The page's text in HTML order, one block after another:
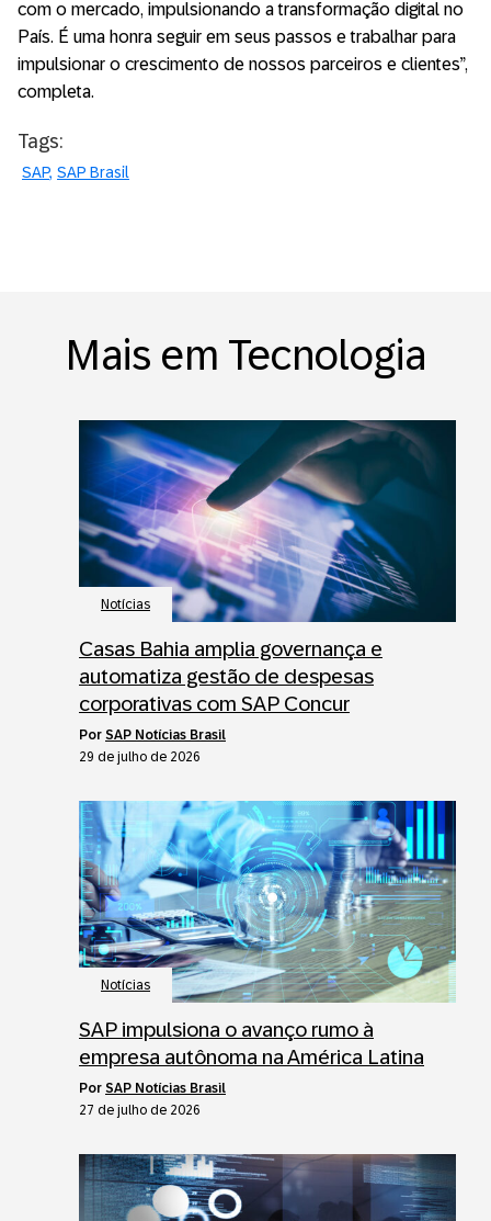
com o mercado, impulsionando a transformação digital no
País. É uma honra seguir em seus passos e trabalhar para
impulsionar o crescimento de nossos parceiros e clientes”,
completa.
Tags:
SAP SAP Brasil
Mais em Tecnologia
Notícias
Casas Bahia amplia governança e
automatiza gestão de despesas
corporativas com SAP Concur
por SAP Notícias Brasil
29 de julho de 2026
Notícias
SAP impulsiona o avanço rumo à
empresa autônoma na América Latina
por SAP Notícias Brasil
27 de julho de 2026